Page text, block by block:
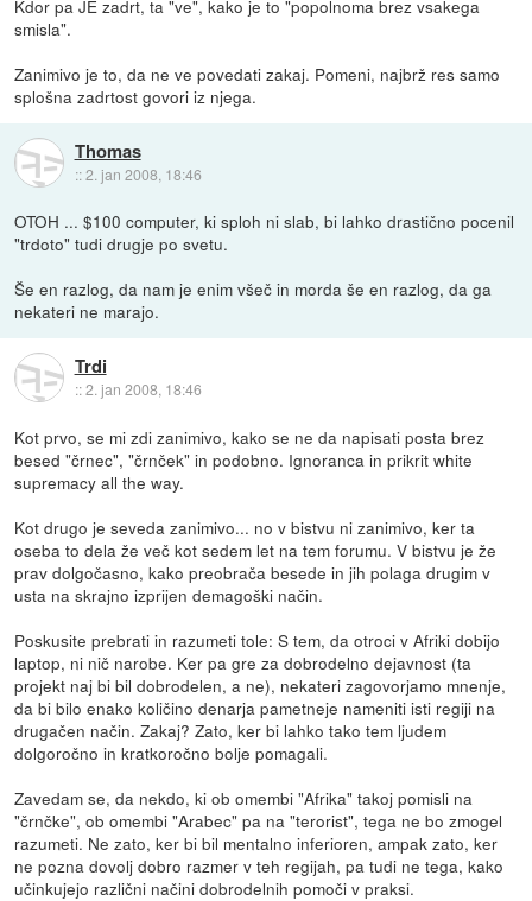
Kdor pa JE zadrt, ta "ve", kako je to "popolnoma brez vsakega
smisla".
Zanimivo je to, da ne ve povedati zakaj. Pomeni, najbrž res samo
splošna zadrtost govori iz njega.
Thomas
::2. jan 2008, 18:46
OTOH ... $100 computer, ki sploh ni slab, bi lahko drastično pocenil
"trdoto" tudi drugje po svetu.
Še en razlog, da nam je enim všeč in morda še en razlog, da ga
nekateri ne marajo.
Trdi
::2. jan 2008, 18:46
Kot prvo, se mi zdi zanimivo, kako se ne da napisati posta brez
besed "črnec", "črnček" in podobno. Ignoranca in prikrit white
supremacy all the way.
Kot drugo je seveda zanimivo... no v bistvu ni zanimivo, ker ta
oseba to dela že več kot sedem let na tem forumu. V bistvu je že
prav dolgočasno, kako preobrača besede in jih polaga drugim v
usta na skrajno izprijen demagoški način.
Poskusite prebrati in razumeti tole: S tem, da otroci v Afriki dobijo
laptop, ni nič narobe. Ker pa gre za dobrodelno dejavnost (ta
projekt naj bi bil dobrodelen, a ne), nekateri zagovorjamo mnenje,
da bi bilo enako količino denarja pametneje nameniti isti regiji na
drugačen način. Zakaj? Zato, ker bi lahko tako tem ljudem
dolgoročno in kratkoročno bolje pomagali.
Zavedam se, da nekdo, ki ob omembi "Afrika" takoj pomisli na
"črnčke", ob omembi "Arabec" pa na "terorist", tega ne bo zmogel
razumeti. Ne zato, ker bi bil mentalno inferioren, ampak zato, ker
ne pozna dovolj dobro razmer v teh regijah, pa tudi ne tega, kako
učinkujejo različni načini dobrodelnih pomoči v praksi.